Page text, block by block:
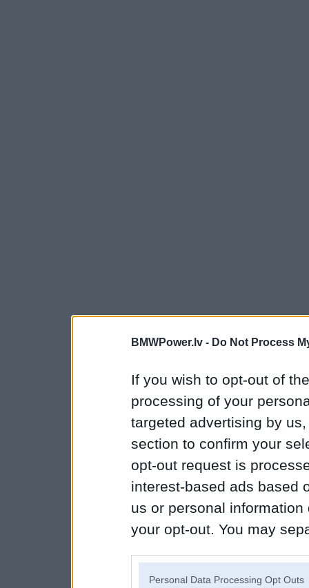
BMWPower.lv - Do Not Process
If you wish to opt-out of
processing of your
targeted advertising by
section to confirm your
opt-out request is
interest-based ads based
us or personal
your opt-out. You may
Personal Data Processing Opt Outs